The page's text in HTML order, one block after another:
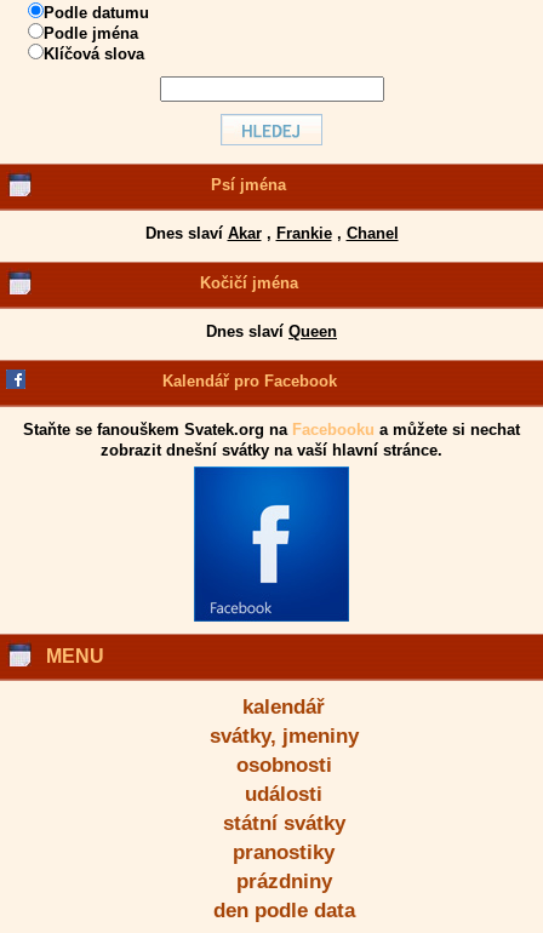
Podle datumu
Podle jména
Klíčová slova
Psí jména
Dnes slaví Akar, Frankie, Chanel
Kočičí jména
Dnes slaví Queen
Kalendář pro Facebook
Staňte se fanouškem Svatek.org na Facebooku a můžete si nechat
zobrazit dnešní svátky na vaší hlavní stránce.
MENU
kalendář
svátky, jmeniny
osobnosti
události
státní svátky
pranostiky
prázdniny
den podle data